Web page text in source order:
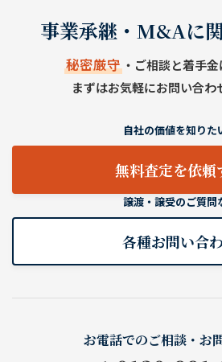
事業承継・M&Aに
秘密厳守・ご相談と着手金
まずはお気軽にお問い合わ
自社の価値を知りた
無料査定を依頼
譲渡・譲受のご質問
各種お問い合
お電話でのご相談・お